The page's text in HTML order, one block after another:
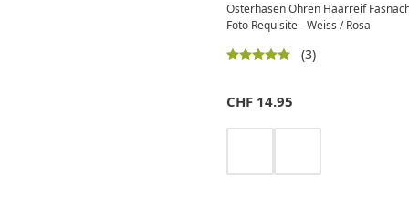
Osterhasen Ohren Haarreif
Foto Requisite - Weiss / Rosa
(3)
CHF 14.95